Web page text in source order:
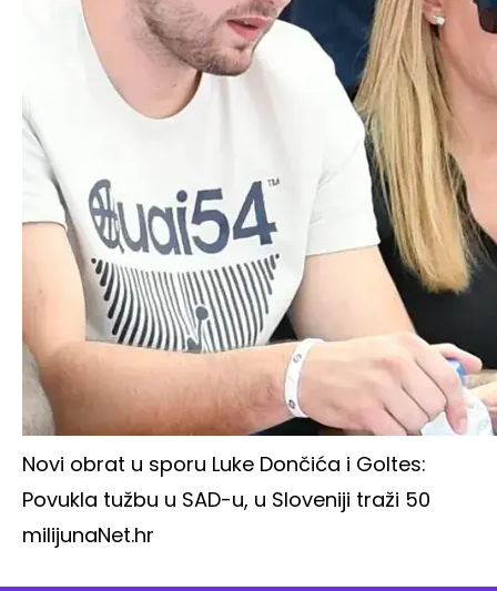
Novi obrat u sporu Luke Dončića i Goltes:
Povukla tužbu u SAD-u, u Sloveniji traži 50
milijunaNet.hr